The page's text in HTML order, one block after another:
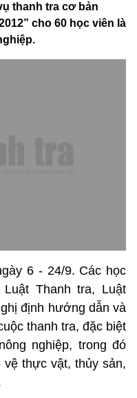
thanh tra cơ bản
cho 60 học viên là
6 - 24/9. Các học
Thanh tra, Luật
định hướng dẫn và
thanh tra, đặc biệt
nghiệp, trong đó
thực vật, thủy sản,